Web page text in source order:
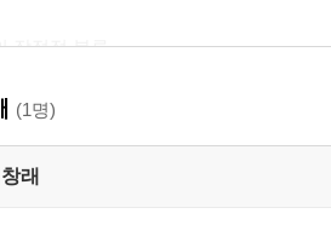
잠정적 분류
류와 그 기준 문제
과학인가, 두 개의 과학인가
(1명)
래